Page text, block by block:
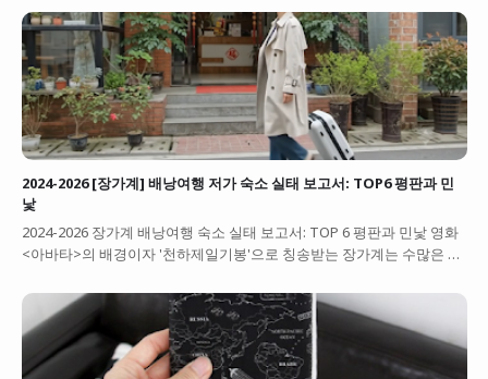
2024-2026 [장가계] 배낭여행 저가 숙소 실태 보고서: TOP6 평판과 민
낯
2024-2026 장가계 배낭여행 숙소 실태 보고서: TOP 6 평판과 민낯 영화
<아바타>의 배경이자 '천하제일기봉'으로 칭송받는 장가계는 수많은 …